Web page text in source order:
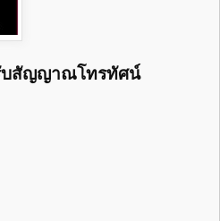
บสัญญาณโทรทัศน์